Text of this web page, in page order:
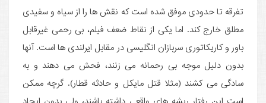
تفرقه تا حدودی موفق شده است که نقش ها را از سیاه و سفیدی
مطلق خارج کند. اما یکی از نقاط ضعف فیلم، بی رحمی غیرقابل
باور و کاریکاتوری سربازان انگلیسی در مقابل ایرلندی ها است. آنها
بدون ­دلیل موجه بی رحمانه می زنند، فحش می دهند و به
سادگی می کشند (مثلا قتل مایکل و حادثه قطار). گرچه ممکن
است این رفتار ریشه های واقعی داشته باشند، ولی بدون ایجاد